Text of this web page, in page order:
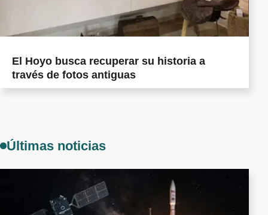
El Hoyo busca recuperar su historia a
través de fotos antiguas
Últimas noticias